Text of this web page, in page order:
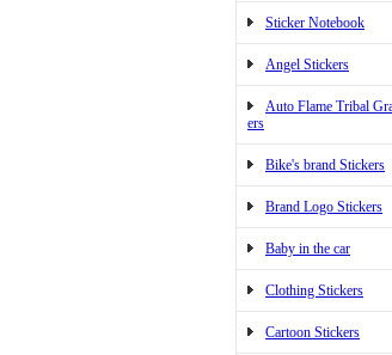
Sticker Notebook
Angel Stickers
Auto Flame Tribal
ers
Bike's brand Stickers
Brand Logo Stickers
Baby in the car
Clothing Stickers
Cartoon Stickers